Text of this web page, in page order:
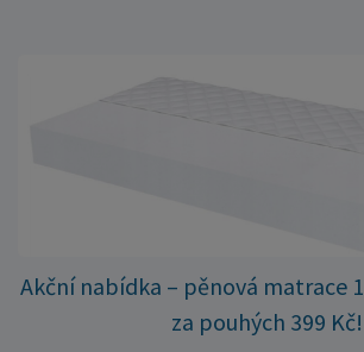
množství kusů, proto můžeme
Vyberte si vhodný rozměr a dopřejte
podklad za výhodnou cenu.
Akční nabídka – pěnová matrace
za pouhých 399 Kč!